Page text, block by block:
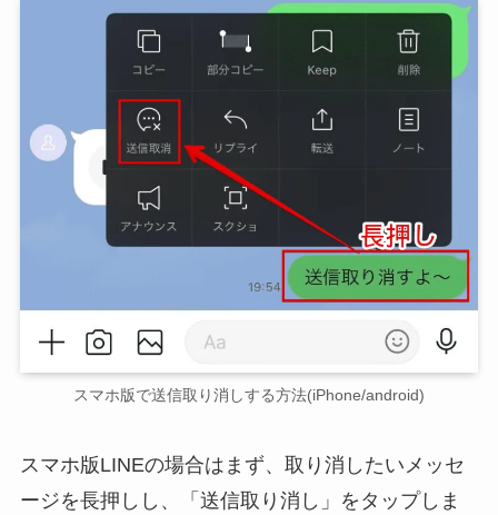
スマホ版で送信取り消しする方法(iPhone/android)
スマホ版LINEの場合はまず、取り消したいメッセ
ージを長押しし、「送信取り消し」をタップしま